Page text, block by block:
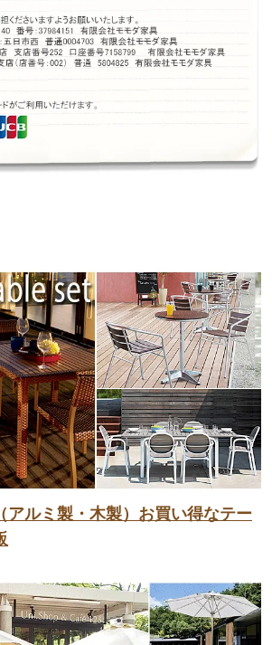
アルミ製・木製）お買い得なテー